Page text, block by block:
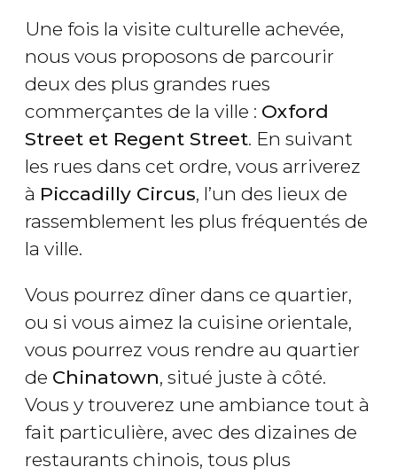
Une fois la visite culturelle achevée,
nous vous proposons de parcourir
deux des plus grandes rues
commerçantes de la ville : Oxford
Street et Regent Street. En suivant
les rues dans cet ordre, vous arriverez
à Piccadilly Circus, l’un des lieux de
rassemblement les plus fréquentés de
la ville.
Vous pourrez dîner dans ce quartier,
ou si vous aimez la cuisine orientale,
vous pourrez vous rendre au quartier
de Chinatown, situé juste à côté.
Vous y trouverez une ambiance tout à
fait particulière, avec des dizaines de
restaurants chinois, tous plus